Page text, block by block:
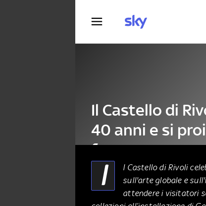
Il Castello di
40 anni e si
futuro
ARTE 01 Dicembre 2024
I
l Castello di Rivoli
sull'arte globale e
attendere i visitatori